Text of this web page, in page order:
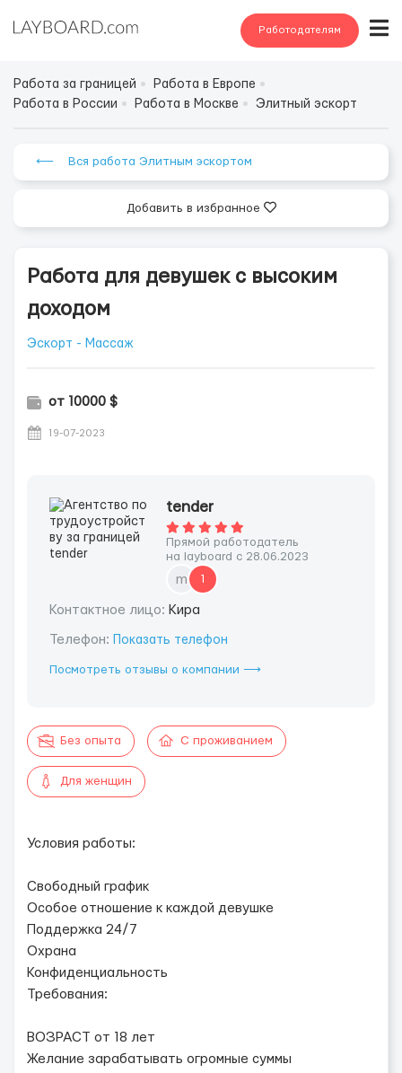
Работодателям
Работа за границей
Работа в Европе
Работа в России
Работа в Москве Элитный эскорт
⟵ Вся работа Элитным эскортом
Добавить в избранное
Работа для девушек с высоким
доходом
Эскорт - Массаж
от 10000 $
19-07-2023
tender
Прямой работодатель
на layboard с 28.06.2023
m 1
Контактное лицо: Кира
Телефон: Показать телефон
Посмотреть отзывы о компании ⟶
Без опыта С проживанием
Для женщин
Условия работы:
Свободный график
Особое отношение к каждой девушке
Поддержка 24/7
Охрана
Конфиденциальность
Требования:
ВОЗРАСТ от 18 лет
Желание зарабатывать огромные суммы